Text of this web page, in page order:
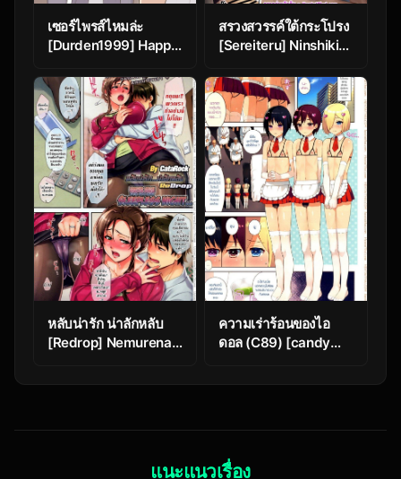
เซอร์ไพรส์ไหมล่ะ
[Durden1999] Happy
สรวงสวรรค์ใต้กระโปรง
[Sereiteru] Ninshiki
Tsukatte JK Wo
Okashite Mita | Using
An Awareness
Blocking App To
Rape High School
Girls 18
หลับน่ารัก น่าลักหลับ
[Redrop] Nemurenai
ความเร่าร้อนของไอ
ดอล (C89) [candy
Eigyou
แนะแนวเรื่อง